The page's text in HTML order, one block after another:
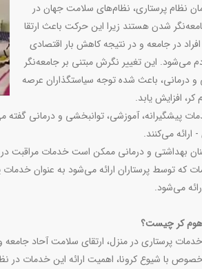
نظام پرستاری، نظام‌های سلامت جهان در
شدن هستند زیرا این حرکت باعث ارتقا
در جامعه و در نتیجه کاهش بار اقتصادی
می‌شود. این تغییر نگرش مبتنی بر جامعه‌نگر
درمانی، باعث شده توجه سیاستگذاران عرصه
افزایش یابد.
پیشگیرانه، آموزشی، توانبخشی و درمانی
ارائه می‌کنند.
بهداشتی و درمانی ممکن است خدمات مراقبت در
که توسط پرستاران ارائه می‌شود به عنوان
می‌شود.
هوم کر چیست؟
پرستاری در منزل، ارتقای سلامت آحاد جامعه
با شیوع کرونا، اهمیت ارائه این خدمات